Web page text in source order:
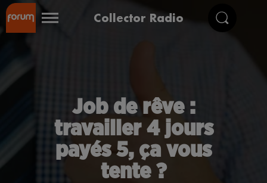
Collector Radio
Job de rêve :
travailler 4 jours
payés 5, ça vous
tente ?